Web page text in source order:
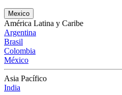
Mexico
América Latina y Caribe
Argentina
Brasil
Colombia
México
Asia Pacífico
India